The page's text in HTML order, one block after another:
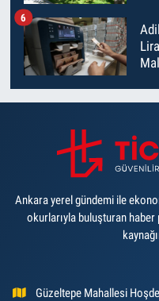
6
Ankara yerel gündemi ile
okurlarıyla buluşturan
Güzeltepe Mahallesi